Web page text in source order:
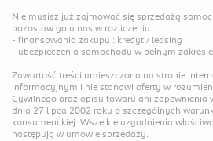
Nie musisz już zajmować się sprzedażą
pozostaw go u nas w rozliczeniu
- finansowania zakupu : kredyt / leasing
- ubezpieczenia samochodu w pełnym
.
Zawartość treści umieszczona na stronie
informacyjnym i nie stanowi oferty w
Cywilnego oraz opisu towaru ani zapewnienia
dnia 27 lipca 2002 roku o szczególnych
konsumenckiej. Wszelkie uzgodnienia
następują w umowie sprzedaży.